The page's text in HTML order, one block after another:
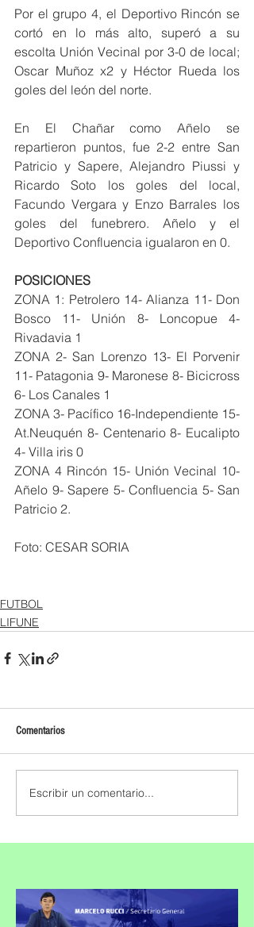
Por el grupo 4, el Deportivo Rincón se
cortó en lo más alto, superó a su
escolta Unión Vecinal por 3-0 de local;
Oscar Muñoz x2 y Héctor Rueda los
goles del león del norte.
En El Chañar como Añelo se
repartieron puntos, fue 2-2 entre San
Patricio y Sapere, Alejandro Piussi y
Ricardo Soto los goles del local,
Facundo Vergara y Enzo Barrales los
goles del funebrero. Añelo y el
Deportivo Confluencia igualaron en 0.
POSICIONES
ZONA 1: Petrolero 14- Alianza 11- Don
Bosco 11- Unión 8- Loncopue 4-
Rivadavia 1
ZONA 2- San Lorenzo 13- El Porvenir
11- Patagonia 9- Maronese 8- Bicicross
6- Los Canales 1
ZONA 3- Pacífico 16-Independiente 15-
At.Neuquén 8- Centenario 8- Eucalipto
4- Villa iris 0
ZONA 4 Rincón 15- Unión Vecinal 10-
Añelo 9- Sapere 5- Confluencia 5- San
Patricio 2.
Foto: CESAR SORIA
FUTBOL
LIFUNE
Comentarios
Escribir un comentario...